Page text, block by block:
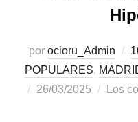
por ocioru_Admin
POPULARES,
26/03/2025
Los